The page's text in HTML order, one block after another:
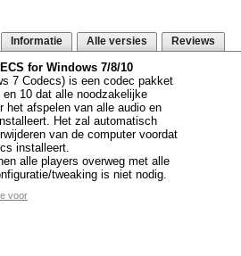
Informatie Alle versies Reviews
for Windows 7/8/10
7 Codecs) is een codec pakket
10 dat alle noodzakelijke
het afspelen van alle audio en
Het zal automatisch
van de computer voordat
installeert.
alle players overweg met alle
tweaking is niet nodig.
voor